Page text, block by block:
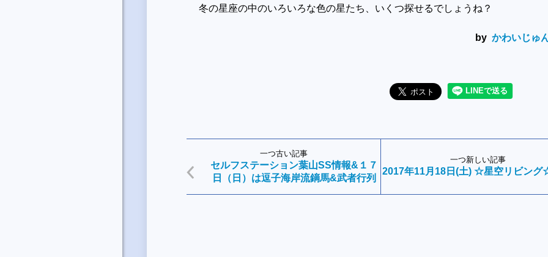
冬の星座の中のいろいろな色の星たち、いくつ探せるでしょうね？
by かわいじゅ
一つ古い記事
セルフステーション葉山SS情報&１７
日（日）は逗子海岸流鏑馬&武者行列
一つ新しい記事
2017年11月18日(土) ☆星空リビング